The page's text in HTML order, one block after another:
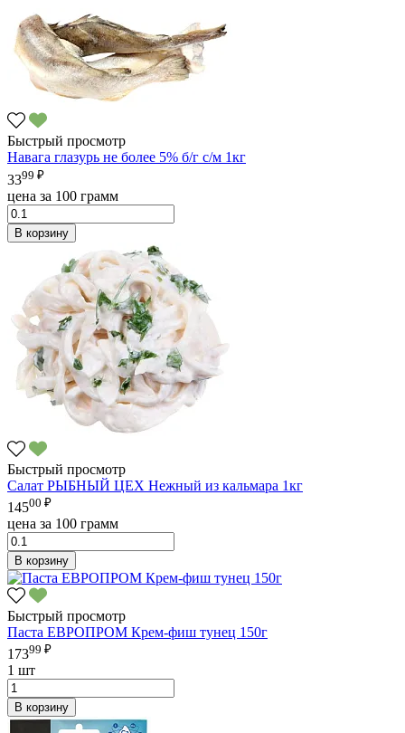
Быстрый просмотр
Навага глазурь не более 5% б/г с/м 1кг
3399 ₽
цена за 100 грамм
В корзину
Быстрый просмотр
Салат РЫБНЫЙ ЦЕХ Нежный из кальмара 1кг
14500 ₽
цена за 100 грамм
В корзину
Быстрый просмотр
Паста ЕВРОПРОМ Крем-фиш тунец 150г
17399 ₽
1 шт
В корзину